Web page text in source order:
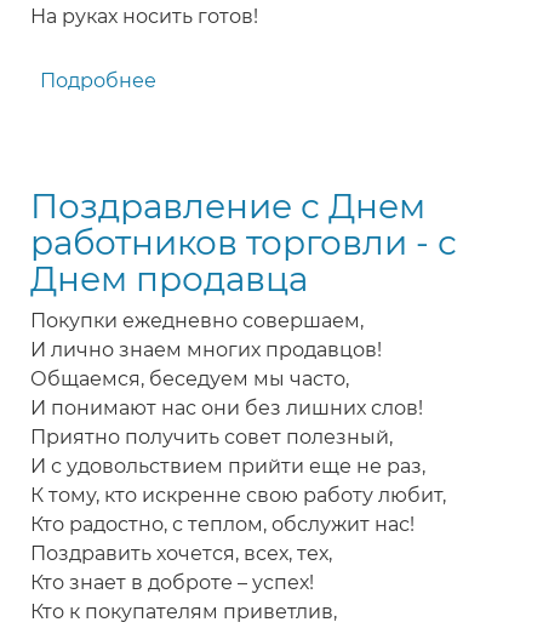
На руках носить готов!
Подробнее
с
Днем
торговли
Поздравление с Днем
работников торговли - с
Днем продавца
Покупки ежедневно совершаем,
И лично знаем многих продавцов!
Общаемся, беседуем мы часто,
И понимают нас они без лишних слов!
Приятно получить совет полезный,
И с удовольствием прийти еще не раз,
К тому, кто искренне свою работу любит,
Кто радостно, с теплом, обслужит нас!
Поздравить хочется, всех, тех,
Кто знает в доброте – успех!
Кто к покупателям приветлив,